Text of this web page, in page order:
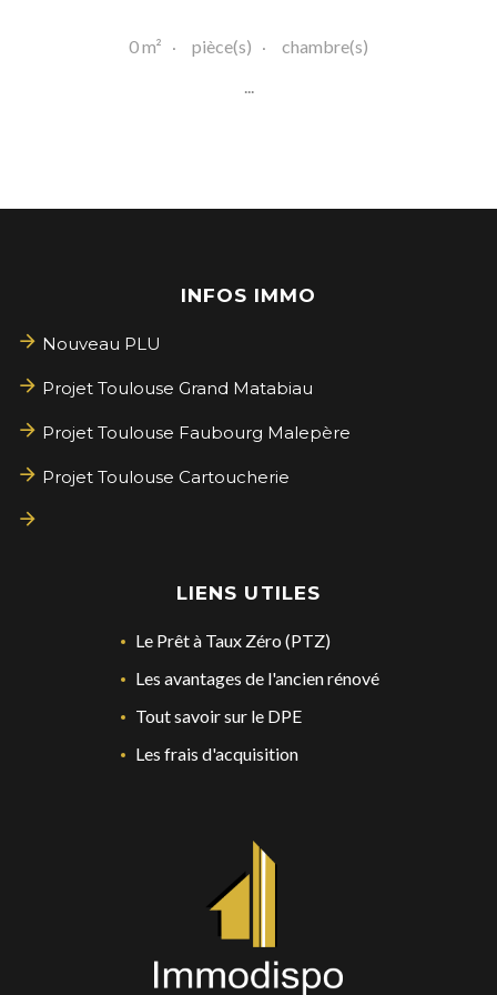
0 m² pièce(s)
chambre(s)
...
INFOS IMMO
Nouveau PLU
Projet Toulouse Grand Matabiau
Projet Toulouse Faubourg Malepère
Projet Toulouse Cartoucherie
LIENS UTILES
Le Prêt à Taux Zéro (PTZ)
Les avantages de l'ancien rénové
Tout savoir sur le DPE
Les frais d'acquisition